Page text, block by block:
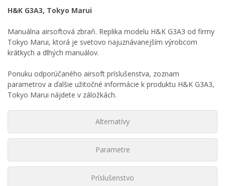
H&K G3A3, Tokyo Marui
Manuálna airsoftová zbraň. Replika modelu H&K G3A3 od firmy
Tokyo Marui, ktorá je svetovo najuznávanejším výrobcom
krátkych a dlhých manuálov.
Ponuku odporúčaného airsoft príslušenstva, zoznam
parametrov a ďalšie užitočné informácie k produktu H&K G3A3,
Tokyo Marui nájdete v záložkách.
Alternatívy
Parametre
Príslušenstvo